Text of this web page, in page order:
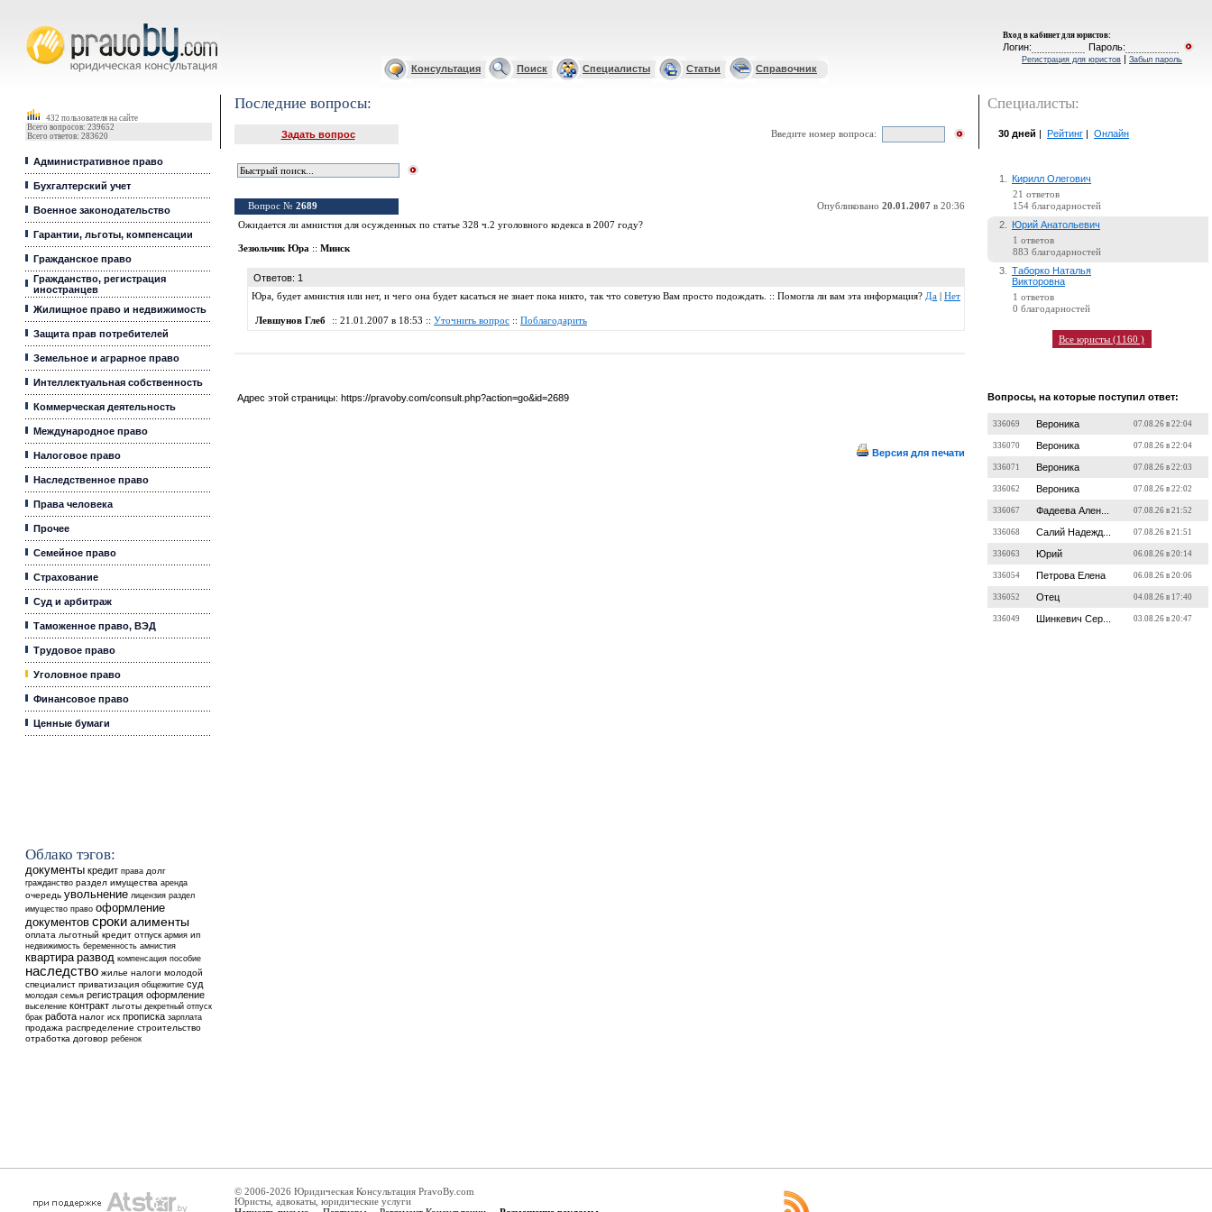
Вход в кабинет для юристов:
Логин: Пароль:
Регистрация для юристов | Забыл пароль
Консультация Поиск Специалисты Статьи Справочник
432 пользователя на сайте
Всего вопросов: 239652
Всего ответов: 283620
Административное право
Бухгалтерский учет
Военное законодательство
Гарантии, льготы, компенсации
Гражданское право
Гражданство, регистрация
иностранцев
Жилищное право и недвижимость
Защита прав потребителей
Земельное и аграрное право
Интеллектуальная собственность
Коммерческая деятельность
Международное право
Налоговое право
Наследственное право
Права человека
Прочее
Семейное право
Страхование
Суд и арбитраж
Таможенное право, ВЭД
Трудовое право
Уголовное право
Финансовое право
Ценные бумаги
Облако тэгов:
документы кредит права долг
гражданство раздел имущества аренда
очередь увольнение лицензия раздел
имущество право оформление
документов сроки алименты
оплата льготный кредит отпуск армия ип
недвижимость беременность амнистия
квартира развод компенсация пособие
наследство жилье налоги молодой
специалист приватизация общежитие суд
молодая семья регистрация оформление
выселение контракт льготы декретный отпуск
брак работа налог иск прописка зарплата
продажа распределение строительство
отработка договор ребенок
Последние вопросы:
Задать вопрос Введите номер вопроса:
Вопрос № 2689 Опубликовано 20.01.2007 в 20:36
Ожидается ли амнистия для осужденных по статье 328 ч.2 уголовного кодекса в 2007 году?
Зезюльчик Юра :: Минск
Ответов: 1
Юра, будет амнистия или нет, и чего она будет касаться не знает пока никто, так что советую Вам просто подождать. :: Помогла ли вам эта информация? Да Нет
Левшунов Глеб :: 21.01.2007 в 18:53 :: Уточнить вопрос :: Поблагодарить
Адрес этой страницы: https://pravoby.com/consult.php?action=go&id=2689
Версия для печати
Специалисты:
30 дней Рейтинг Онлайн
1. Кирилл Олегович
21 ответов
154 благодарностей
2. Юрий Анатольевич
1 ответов
883 благодарностей
3.
Таборко Наталья
Викторовна
1 ответов
0 благодарностей
Все юристы (1160 )
Вопросы, на которые поступил ответ:
336069 Вероника 07.08.26 в 22:04
336070 Вероника 07.08.26 в 22:04
336071 Вероника 07.08.26 в 22:03
336062 Вероника 07.08.26 в 22:02
336067 Фадеева Ален... 07.08.26 в 21:52
336068 Салий Надежд... 07.08.26 в 21:51
336063 Юрий 06.08.26 в 20:14
336054 Петрова Елена 06.08.26 в 20:06
336052 Отец 04.08.26 в 17:40
336049 Шинкевич Сер... 03.08.26 в 20:47
© 2006-2026 Юридическая Консультация PravoBy.com
Юристы, адвокаты, юридические услуги